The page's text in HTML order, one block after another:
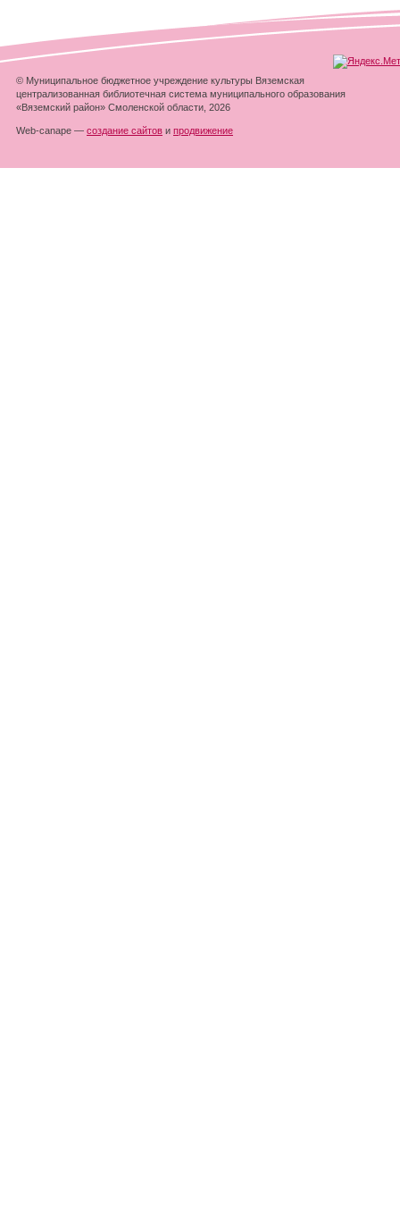
© Муниципальное бюджетное учреждение культуры Вяземская
централизованная библиотечная система муниципального образования
«Вяземский район» Смоленской области, 2026
Web-canape — создание сайтов и продвижение